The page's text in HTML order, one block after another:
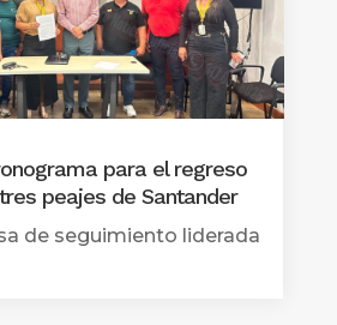
para el regreso
peajes de Santander
de seguimiento liderada